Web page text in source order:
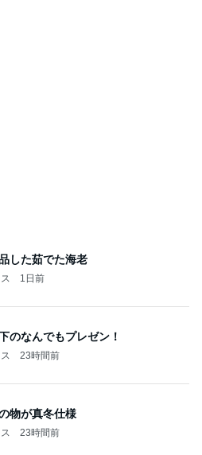
した茹でた海老
1日前
のなんでもプレゼン！
23時間前
物が真冬仕様
23時間前